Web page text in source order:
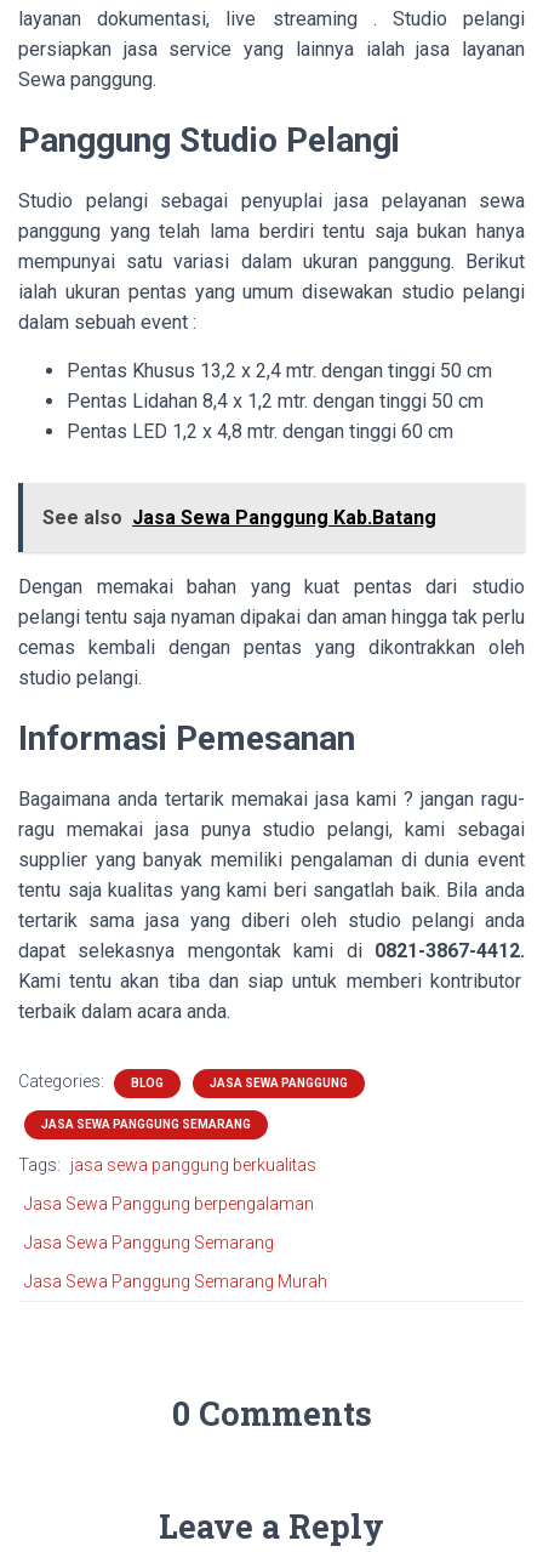
layanan dokumentasi, live streaming . Studio pelangi
persiapkan jasa service yang lainnya ialah jasa layanan
Sewa panggung.
Panggung Studio Pelangi
Studio pelangi sebagai penyuplai jasa pelayanan sewa
panggung yang telah lama berdiri tentu saja bukan hanya
mempunyai satu variasi dalam ukuran panggung. Berikut
ialah ukuran pentas yang umum disewakan studio pelangi
dalam sebuah event :
Pentas Khusus 13,2 x 2,4 mtr. dengan tinggi 50 cm
Pentas Lidahan 8,4 x 1,2 mtr. dengan tinggi 50 cm
Pentas LED 1,2 x 4,8 mtr. dengan tinggi 60 cm
See also Jasa Sewa Panggung Kab.Batang
Dengan memakai bahan yang kuat pentas dari studio
pelangi tentu saja nyaman dipakai dan aman hingga tak perlu
cemas kembali dengan pentas yang dikontrakkan oleh
studio pelangi.
Informasi Pemesanan
Bagaimana anda tertarik memakai jasa kami ? jangan ragu-
ragu memakai jasa punya studio pelangi, kami sebagai
supplier yang banyak memiliki pengalaman di dunia event
tentu saja kualitas yang kami beri sangatlah baik. Bila anda
tertarik sama jasa yang diberi oleh studio pelangi anda
dapat selekasnya mengontak kami di0821-3867-4412.
Kami tentu akan tiba dan siap untuk memberi kontributor
terbaik dalam acara anda.
Categories: BLOG JASA SEWA PANGGUNG
JASA SEWA PANGGUNG SEMARANG
Tags:
jasa sewa panggung berkualitas
Jasa Sewa Panggung berpengalaman
Jasa Sewa Panggung Semarang
Jasa Sewa Panggung Semarang Murah
0 Comments
Leave a Reply